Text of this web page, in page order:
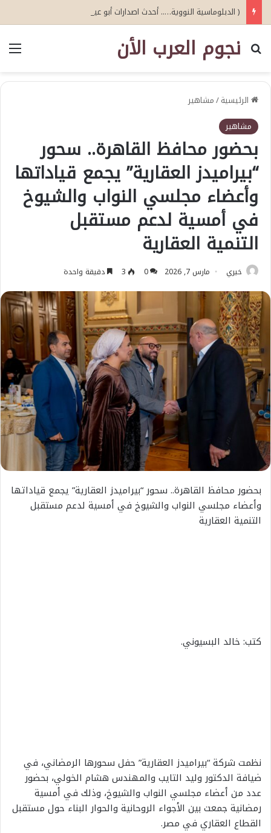
( الدبلوماسية النووية….. أحدث اصدارات أبو عيطة )
نجوم العرب الأن
بحث عن
الرئيسية/مشاهير
مشاهير
بحضور محافظ القاهرة.. سحور
“بيراميدز العقارية” يجمع قياداتها
وأعضاء مجلسي النواب والشيوخ
في أمسية لدعم مستقبل
التنمية العقارية
خيري مارس 7, 2026 0
3 دقيقة واحدة
بحضور محافظ القاهرة.. سحور “بيراميدز العقارية” يجمع قياداتها
وأعضاء مجلسي النواب والشيوخ في أمسية لدعم مستقبل
التنمية العقارية
كتب: خالد البسيوني.
نظمت شركة “بيراميدز العقارية” حفل سحورها الرمضاني، في
ضيافة الدكتور وليد التايب والمهندس هشام الخولي، بحضور
عدد من أعضاء مجلسي النواب والشيوخ، وذلك في أمسية
رمضانية جمعت بين الأجواء الروحانية والحوار البناء حول مستقبل
القطاع العقاري في مصر.